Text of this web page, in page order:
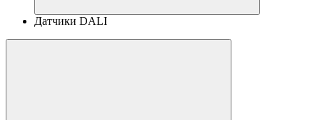
Датчики DALI